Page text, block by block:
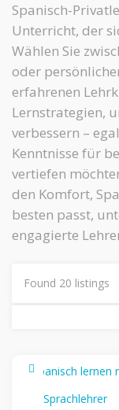
Spanisch-
Unterricht, der
Wählen Sie
oder
erfahrenen
Lernstrategien,
verbessern –
Kenntnisse für
vertiefen
den Komfort,
besten passt,
engagierte
Found 20 listings
Sprachlehrer